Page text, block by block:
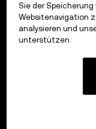
Sie der
Websitenavigation
analysieren und
unterstützen.